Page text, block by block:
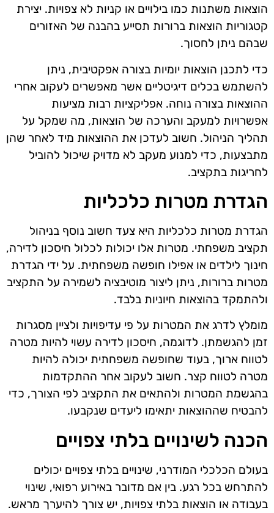
הוצאות משתנות כמו בילויים או קניות לא צפויות. יצירת
קטגוריות הוצאות ברורות תסייע בהבנה של האזורים
שבהם ניתן לחסוך.
כדי לתכנן הוצאות יומיות בצורה אפקטיבית, ניתן
להשתמש בכלים דיגיטליים אשר מאפשרים לעקוב אחרי
ההוצאות בצורה נוחה. אפליקציות רבות מציעות
אפשרויות למעקב והערכה של הוצאות, מה שמקל על
תהליך הניהול. חשוב לעדכן את ההוצאות מיד לאחר שהן
מתבצעות, כדי למנוע מעקב לא מדויק שיכול להוביל
לחריגות בתקציב.
הגדרת מטרות כלכליות
הגדרת מטרות כלכליות היא צעד חשוב נוסף בניהול
תקציב משפחתי. מטרות אלו יכולות לכלול חיסכון לדירה,
חינוך לילדים או אפילו חופשה משפחתית. על ידי הגדרת
מטרות ברורות, ניתן ליצור מוטיבציה לשמירה על התקציב
ולהתמקד בהוצאות חיוניות בלבד.
מומלץ לדרג את המטרות על פי עדיפויות ולציין מסגרות
זמן להגשמתן. לדוגמה, חיסכון לדירה עשוי להיות מטרה
לטווח ארוך, בעוד שחופשה משפחתית יכולה להיות
מטרה לטווח קצר. חשוב לעקוב אחר ההתקדמות
בהגשמת המטרות ולהתאים את התקציב לפי הצורך, כדי
להבטיח שההוצאות יתאימו ליעדים שנקבעו.
הכנה לשינויים בלתי צפויים
בעולם הכלכלי המודרני, שינויים בלתי צפויים יכולים
להתרחש בכל רגע. בין אם מדובר באירוע רפואי, שינוי
בעבודה או הוצאות בלתי צפויות, יש צורך להיערך מראש.